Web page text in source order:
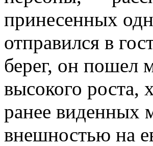
принесенных
отправился в
берег, он пошел
высокого роста,
ранее виденных
внешностью на